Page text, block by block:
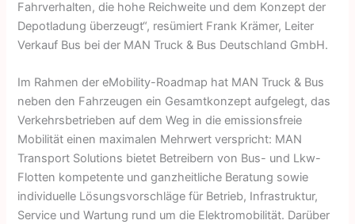
Fahrverhalten, die hohe Reichweite und dem Konzept der
Depotladung überzeugt“, resümiert Frank Krämer, Leiter
Verkauf Bus bei der MAN Truck & Bus Deutschland GmbH.
Im Rahmen der eMobility-Roadmap hat MAN Truck & Bus
neben den Fahrzeugen ein Gesamtkonzept aufgelegt, das
Verkehrsbetrieben auf dem Weg in die emissionsfreie
Mobilität einen maximalen Mehrwert verspricht: MAN
Transport Solutions bietet Betreibern von Bus- und Lkw-
Flotten kompetente und ganzheitliche Beratung sowie
individuelle Lösungsvorschläge für Betrieb, Infrastruktur,
Service und Wartung rund um die Elektromobilität. Darüber